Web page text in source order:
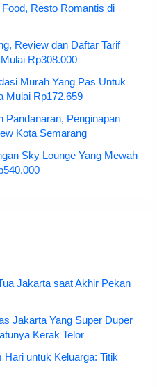
Food, Resto Romantis di
Review dan Daftar Tarif
Rp308.000
Murah Yang Pas Untuk
Mulai Rp172.659
Pandanaran, Penginapan
Kota Semarang
Sky Lounge Yang Mewah
Jakarta saat Akhir Pekan
Jakarta Yang Super Duper
Kerak Telor
untuk Keluarga: Titik